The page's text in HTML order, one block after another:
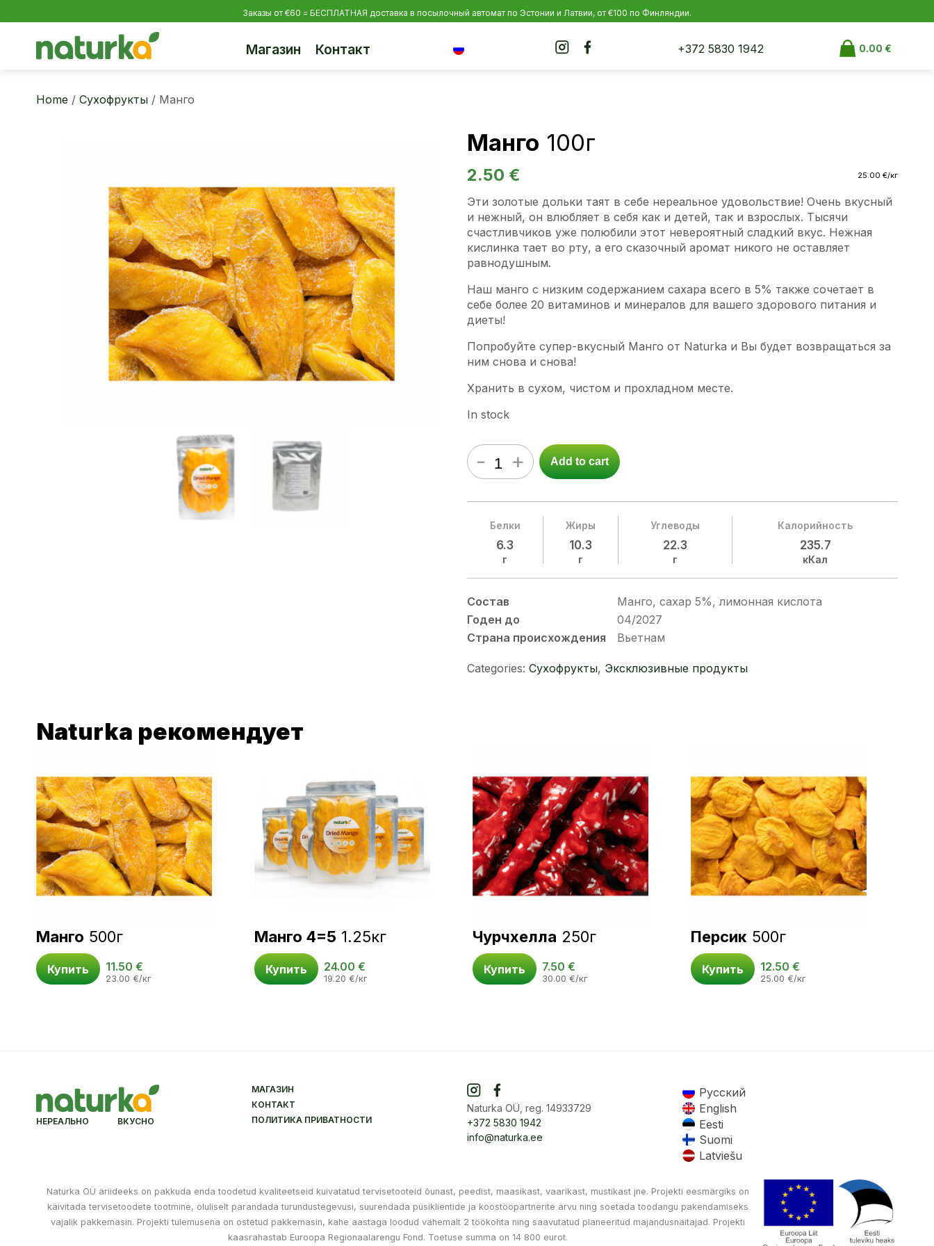
Заказы от €60 = БЕСПЛАТНАЯ доставка в посылочный автомат по Эстонии и Латвии, от €100 по Финляндии.
Магазин Контакт +372 5830 1942 0.00€
Home / Сухофрукты / Манго
Манго 100г
2.50 € 25.00 €/кг
Эти золотые дольки таят в себе нереальное удовольствие! Очень вкусный
и нежный, он влюбляет в себя как и детей, так и взрослых. Тысячи
счастливчиков уже полюбили этот невероятный сладкий вкус. Нежная
кислинка тает во рту, а его сказочный аромат никого не оставляет
равнодушным.
Наш манго с низким содержанием сахара всего в 5% также сочетает в
себе более 20 витаминов и минералов для вашего здорового питания и
диеты!
Попробуйте супер-вкусный Манго от Naturka и Вы будет возвращаться за
ним снова и снова!
Хранить в сухом, чистом и прохладном месте.
In stock
- + Add to cart
Белки
6.3
г
Жиры
10.3
г
Углеводы
22.3
г
Калорийность
235.7
кКал
Состав
Манго, сахар 5%, лимонная кислота
Годен до
04/2027
Страна происхождения
Вьетнам
Categories: Сухофрукты, Эксклюзивные продукты
Naturka рекомендует
Манго 500г
Купить 11.50 €
23.00 €/кг
Манго 4=5 1.25кг
Купить 24.00 €
19.20 €/кг
Чурчхелла 250г
Купить 7.50 €
30.00 €/кг
Персик 500г
Купить 12.50 €
25.00 €/кг
НЕРЕАЛЬНО ВКУСНО
МАГАЗИН
КОНТАКТ
ПОЛИТИКА ПРИВАТНОСТИ
Naturka OÜ, reg. 14933729
+372 5830 1942
info@naturka.ee
Русский
English
Eesti
Suomi
Latviešu
Naturka OÜ äriideeks on pakkuda enda toodetud kvaliteetseid kuivatatud tervisetooteid õunast, peedist, maasikast, vaarikast, mustikast jne. Projekti eesmärgiks on
käivitada tervisetoodete tootmine, oluliselt parandada turundustegevusi, suurendada püsiklientide ja koostööpartnerite arvu ning soetada toodangu pakendamiseks
vajalik pakkemasin. Projekti tulemusena on ostetud pakkemasin, kahe aastaga loodud vähemalt 2 töökohta ning saavutatud planeeritud majandusnäitajad. Projekti
kaasrahastab Euroopa Regionaalarengu Fond. Toetuse summa on 14 800 eurot.